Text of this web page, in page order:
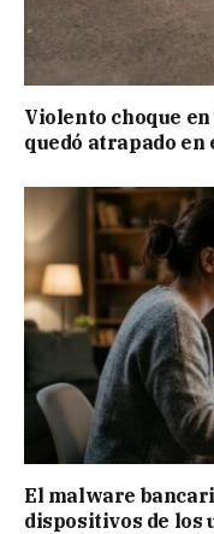
Violento choque
quedó atrapado en
El malware
dispositivos de los